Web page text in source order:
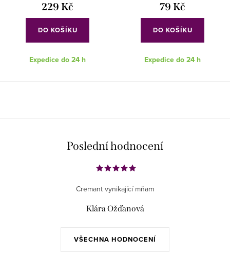
229 Kč
DO KOŠÍKU
Expedice do 24 h
79 Kč
DO KOŠÍKU
Expedice do 24 h
Poslední hodnocení
VŠECHNA HODNOCENÍ
Cremant vynikající mňam
Klára Ožďanová